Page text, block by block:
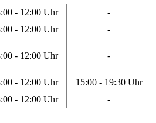
- 12:00 Uhr
-
- 12:00 Uhr -
- 12:00 Uhr -
- 12:00 Uhr
15:00 - 19:30 Uhr
- 12:00 Uhr -